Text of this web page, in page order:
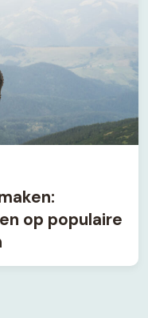
op populaire